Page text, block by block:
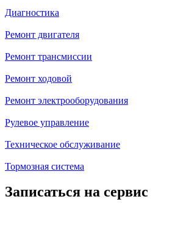
Диагностика
Ремонт двигателя
Ремонт трансмиссии
Ремонт ходовой
Ремонт электрооборудования
Рулевое управление
Техническое обслуживание
Тормозная система
Записаться на сервис